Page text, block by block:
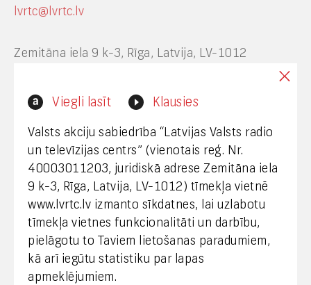
Viegli lasīt Klausies
Valsts akciju sabiedrība “Latvijas Valsts radio
un televīzijas centrs” (vienotais reģ. Nr.
40003011203, juridiskā adrese Zemitāna iela
9 k-3, Rīga, Latvija, LV-1012) tīmekļa vietnē
www.lvrtc.lv izmanto sīkdatnes, lai uzlabotu
tīmekļa vietnes funkcionalitāti un darbību,
pielāgotu to Taviem lietošanas paradumiem,
kā arī iegūtu statistiku par lapas
apmeklējumiem.
lvrtc@lvrtc.lv
Zemitāna iela 9 k-3, Rīga, Latvija, LV-1012
Interneta vietnes www.lvrtc.lv administrators:
Klientu apkalpošana
+371 67108787
Medijiem